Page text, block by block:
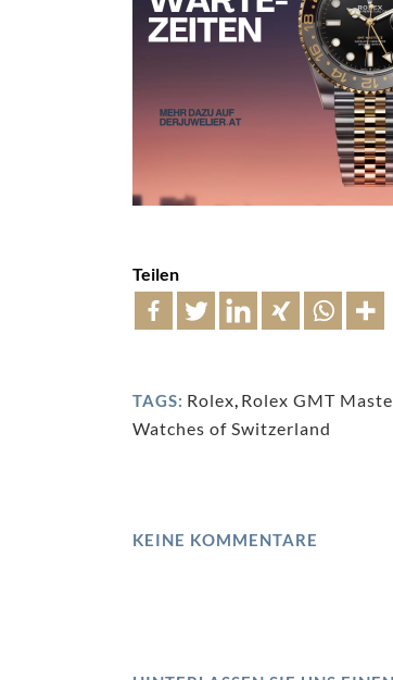
Teilen
TAGS: Rolex Rolex GMT
Watches of Switzerland
KEINE KOMMENTARE